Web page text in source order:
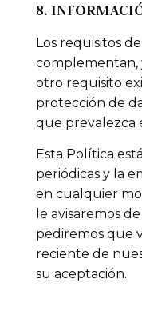
8.
Los requisitos
complementan,
otro requisito
protección de
que prevalezca
Esta Política
periódicas y la
en cualquier
le avisaremos
pediremos que
reciente de
su aceptación.